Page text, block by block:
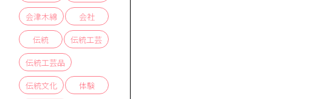
会津木綿
会社
伝統
伝統工芸
伝統工芸品
伝統文化
体験